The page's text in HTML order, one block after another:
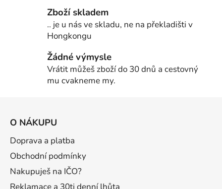
Zboží skladem
.. je u nás ve skladu, ne na překladišti v
Hongkongu
Žádné výmysle
Vrátit můžeš zboží do 30 dnů a cestovný
mu cvakneme my.
O NÁKUPU
Doprava a platba
Obchodní podmínky
Nakupuješ na IČO?
Reklamace a 30ti denní lhůta